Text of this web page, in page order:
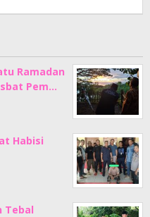
Junaedi
Ramadan
Pem…
Habisi
Tebal